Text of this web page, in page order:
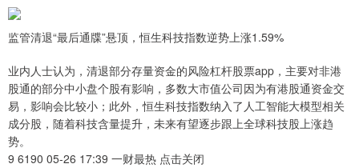
监管清退“最后通牒”悬顶，恒生科技指数逆势上涨1.59%
业内人士认为，清退部分存量资金的风险杠杆股票app，主要对非港
股通的部分中小盘个股有影响，多数大市值公司因为有港股通资金交
易，影响会比较小；此外，恒生科技指数纳入了人工智能大模型相关
成分股，随着科技含量提升，未来有望逐步跟上全球科技股上涨趋
势。
9 6190 05-26 17:39 一财最热 点击关闭